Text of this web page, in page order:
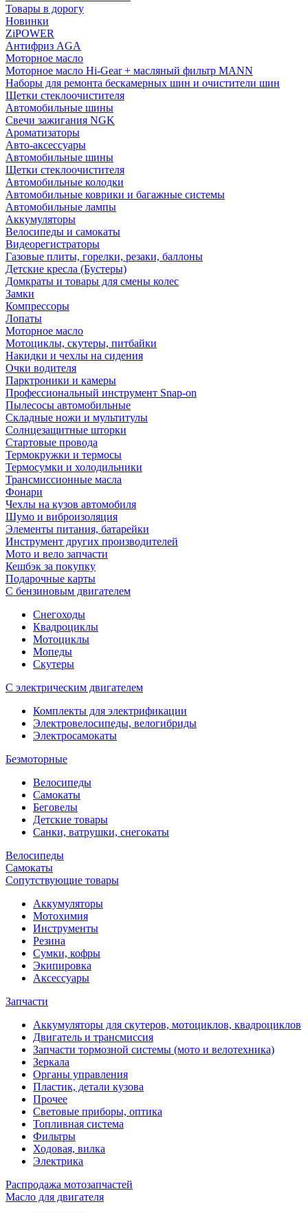
Товары в дорогу
Новинки
ZiPOWER
Антифриз AGA
Моторное масло
Моторное масло Hi-Gear + масляный фильтр MANN
Наборы для ремонта бескамерных шин и очистители шин
Щетки стеклоочистителя
Автомобильные шины
Свечи зажигания NGK
Ароматизаторы
Авто-аксессуары
Автомобильные шины
Щетки стеклоочистителя
Автомобильные колодки
Автомобильные коврики и багажные системы
Автомобильные лампы
Аккумуляторы
Велосипеды и самокаты
Видеорегистраторы
Газовые плиты, горелки, резаки, баллоны
Детские кресла (Бустеры)
Домкраты и товары для смены колес
Замки
Компрессоры
Лопаты
Моторное масло
Мотоциклы, скутеры, питбайки
Накидки и чехлы на сидения
Очки водителя
Парктроники и камеры
Профессиональный инструмент Snap-on
Пылесосы автомобильные
Складные ножи и мультитулы
Солнцезащитные шторки
Стартовые провода
Термокружки и термосы
Термосумки и холодильники
Трансмиссионные масла
Фонари
Чехлы на кузов автомобиля
Шумо и виброизоляция
Элементы питания, батарейки
Инструмент других производителей
Мото и вело запчасти
Кешбэк за покупку
Подарочные карты
С бензиновым двигателем
Снегоходы
Квадроциклы
Мотоциклы
Мопеды
Скутеры
С электрическим двигателем
Комплекты для электрификации
Электровелосипеды, велогибриды
Электросамокаты
Безмоторные
Велосипеды
Самокаты
Беговелы
Детские товары
Санки, ватрушки, снегокаты
Велосипеды
Самокаты
Сопутствующие товары
Аккумуляторы
Мотохимия
Инструменты
Резина
Сумки, кофры
Экипировка
Аксессуары
Запчасти
Аккумуляторы для скутеров, мотоциклов, квадроциклов
Двигатель и трансмиссия
Запчасти тормозной системы (мото и велотехника)
Зеркала
Органы управления
Пластик, детали кузова
Прочее
Световые приборы, оптика
Топливная система
Фильтры
Ходовая, вилка
Электрика
Распродажа мотозапчастей
Масло для двигателя